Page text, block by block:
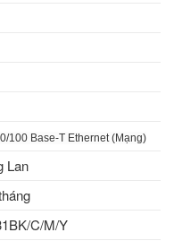
100 Base-T Ethernet (Mạng)
Lan
C/M/Y